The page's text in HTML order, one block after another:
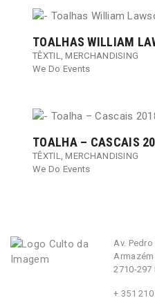
TOALHAS WILLIAM
TÊXTIL ,MERCHANDISING
We Do Events
TOALHA – CASCAIS
TÊXTIL ,MERCHANDISING
We Do Events
Av.
Armazém
2710-297
+ 351